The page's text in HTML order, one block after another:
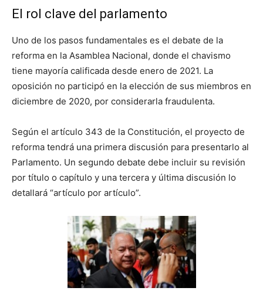
El rol clave del parlamento
Uno de los pasos fundamentales es el debate de la
reforma en la Asamblea Nacional, donde el chavismo
tiene mayoría calificada desde enero de 2021. La
oposición no participó en la elección de sus miembros en
diciembre de 2020, por considerarla fraudulenta.
Según el artículo 343 de la Constitución, el proyecto de
reforma tendrá una primera discusión para presentarlo al
Parlamento. Un segundo debate debe incluir su revisión
por título o capítulo y una tercera y última discusión lo
detallará “artículo por artículo”.